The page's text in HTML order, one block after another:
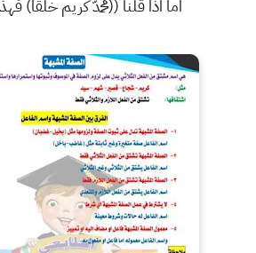
اما اذا قلنا ((محمدّ كريم خلقا)